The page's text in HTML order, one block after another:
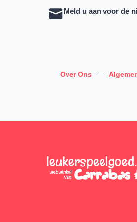
Meld u aan voor de
Over Ons —